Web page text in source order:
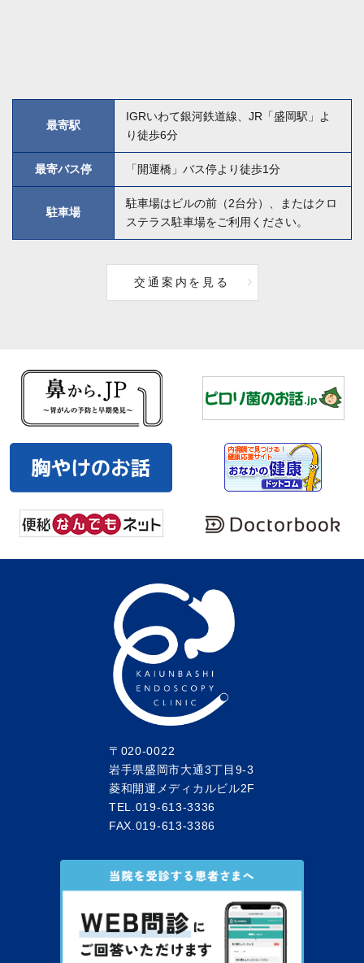
最寄駅
IGRいわて銀河鉄道線、JR「盛岡駅」よ
り徒歩6分
最寄バス停 「開運橋」バス停より徒歩1分
駐車場
駐車場はビルの前（2台分）、またはクロ
ステラス駐車場をご利用ください。
交通案内を見る
〒020-0022
岩手県盛岡市大通3丁目9-3
菱和開運メディカルビル2F
TEL.019-613-3336
FAX.019-613-3386